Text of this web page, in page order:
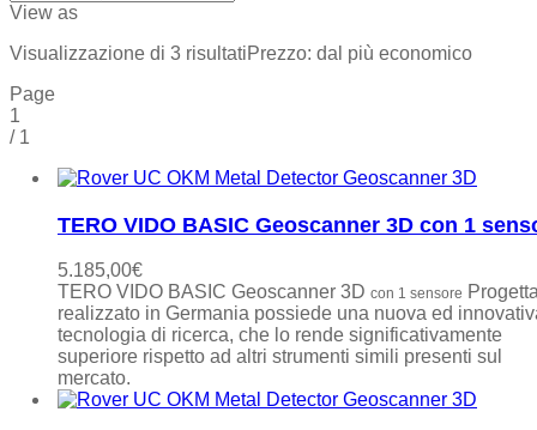
View as
Visualizzazione di 3 risultatiPrezzo: dal più economico
Page
1
/ 1
TERO VIDO BASIC Geoscanner 3D con 1
5.185,00€
TERO VIDO BASIC Geoscanner 3D con 1 sensore
realizzato in Germania possiede una nuova ed
tecnologia di ricerca, che lo rende significativamente
superiore rispetto ad altri strumenti simili presenti sul
mercato.